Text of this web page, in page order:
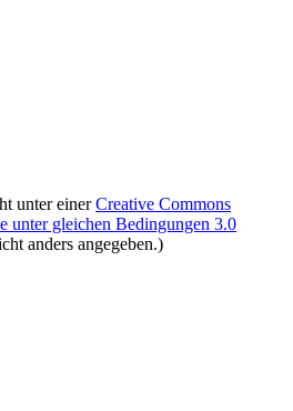
unter einerCreative Commons
unter gleichen Bedingungen 3.0
anders angegeben.)